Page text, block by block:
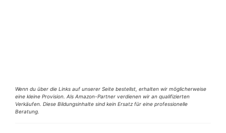
Wenn du über die Links auf unserer Seite bestellst, erhalten wir möglicherweise
eine kleine Provision. Als Amazon-Partner verdienen wir an qualifizierten
Verkäufen. Diese Bildungsinhalte sind kein Ersatz für eine professionelle
Beratung.